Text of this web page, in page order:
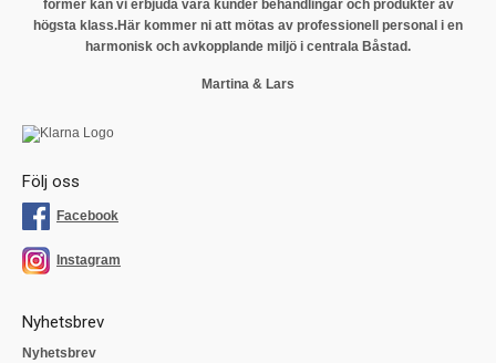
former kan vi erbjuda våra kunder behandlingar och produkter av
högsta klass.Här kommer ni att mötas av professionell personal i en
harmonisk och avkopplande miljö i centrala Båstad.
Martina & Lars
Följ oss
Facebook
Instagram
Nyhetsbrev
Nyhetsbrev